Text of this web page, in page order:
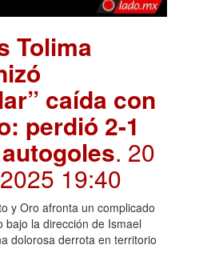
Tolima
caída con
perdió 2-1
. 20
19:40
y Oro afronta un complicado
bajo la dirección de Ismael
dolorosa derrota en territorio